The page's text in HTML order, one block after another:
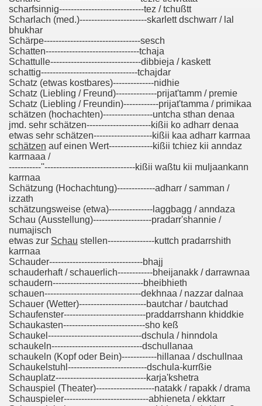
scharfsinnig-----------------------------tez / tchußtt
Scharlach (med.)-----------------------skarlett dschwarr / lal
bhukhar
Schärpe---------------------------------sesch
Schatten--------------------------------tchaja
Schattulle-------------------------------dibbieja / kaskett
schattig---------------------------------tchajdar
Schatz (etwas kostbares)--------------nidhie
Schatz (Liebling / Freund)--------------prijat'tamm / premie
Schatz (Liebling / Freundin)------------prijat'tamma / primikaa
schätzen (hochachten)-----------------untcha sthan denaa
jmd. sehr schätzen----------------------kißii ko adharr denaa
etwas sehr schätzen--------------------kißii kaa adharr karrnaa
schätzen auf einen Wert---------------kißii tchiez kii anndaz
karrnaaa /
-----------''-------------------------------kißii waßtu kii muljaankann
karrnaa
Schätzung (Hochachtung)-------------adharr / samman /
izzath
schätzungsweise (etwa)---------------laggbagg / anndaza
Schau (Ausstellung)--------------------pradarr'shannie /
numajisch
etwas zur Schau stellen----------------kuttch pradarrshith
karrnaa
Schauder--------------------------------bhajj
schauderhaft / schauerlich------------bheijanakk / darrawnaa
schaudern-------------------------------bheibhieth
schauen---------------------------------dekhnaa / nazzar dalnaa
Schauer (Wetter)-----------------------bautchar / bautchad
Schaufenster----------------------------praddarrshann khiddkie
Schaukasten----------------------------sho keß
Schaukel--------------------------------dschula / hinndola
schaukeln-------------------------------dschullanaa
schaukeln (Kopf oder Bein)------------hillanaa / dschullnaa
Schaukelstuhl---------------------------dschula-kurrßie
Schauplatz-------------------------------karja'kshetra
Schauspiel (Theater)--------------------natakk / rapakk / drama
Schauspieler-----------------------------abhieneta / ekktarr